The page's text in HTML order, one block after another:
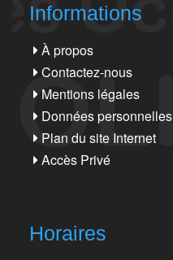
Informations
À propos
Contactez-nous
Mentions légales
Données personnelles
Plan du site Internet
Accès Privé
Horaires